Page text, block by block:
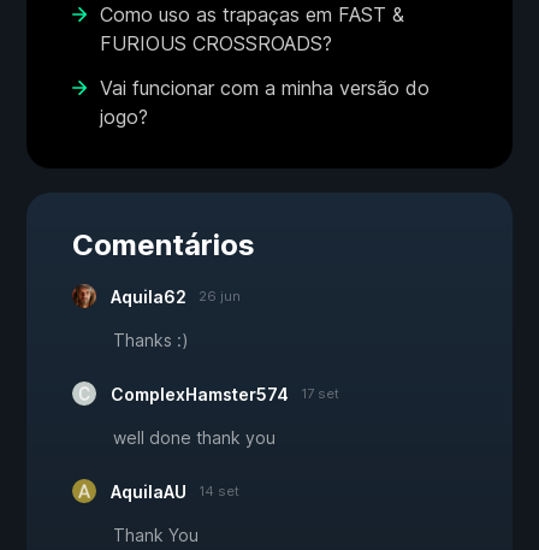
Como uso as trapaças em FAST &
FURIOUS CROSSROADS?
Vai funcionar com a minha versão do
jogo?
Comentários
Aquila62 26 jun
Thanks :)
ComplexHamster574 17 set
well done thank you
AquilaAU 14 set
Thank You